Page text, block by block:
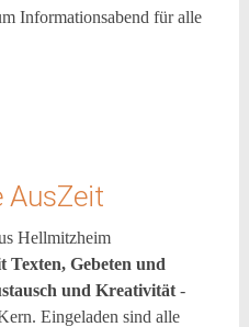
Informationsabend für alle
AusZeit
Hellmitzheim
Texten, Gebeten und
und Kreativität-
Eingeladen sind alle